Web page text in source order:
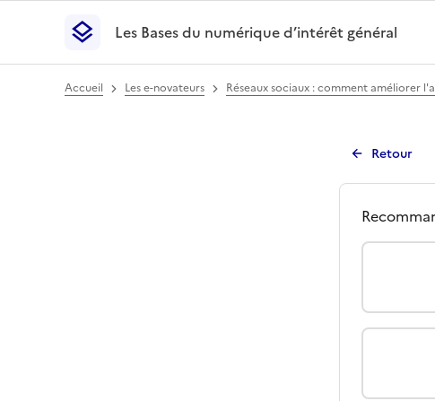
Les Bases du numérique d’intérêt général- Retour à
Les Bases du numérique d’intérêt général
Accueil Les e-novateurs Réseaux sociaux : comment améliorer
Retour
Avis